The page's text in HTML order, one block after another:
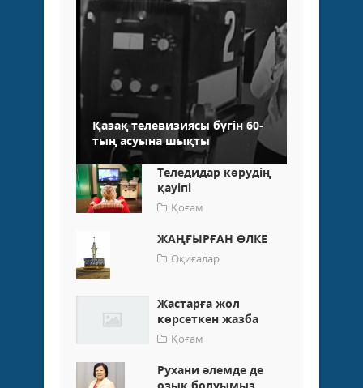
Қазақ телевизиясы бүгін 60-
тың асуына шықты
Теледидар көрудің
қауіпі
Қоғам
ЖАҢҒЫРҒАН ӨЛКЕ
Оқиғалар
Жастарға жол
көрсеткен жазба
Қоғам
Рухани әлемде де
озық болуымыз